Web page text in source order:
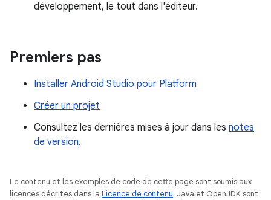
développement, le tout dans l'éditeur.
Premiers pas
Installer Android Studio pour Platform
Créer un projet
Consultez les dernières mises à jour dans les notes
de version.
Le contenu et les exemples de code de cette page sont soumis aux
licences décrites dans la Licence de contenu. Java et OpenJDK sont